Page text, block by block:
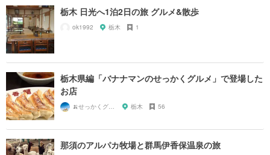
栃木 日光へ1泊2日の旅 グルメ&散歩
ok1992 栃木 1
栃木県編「バナナマンのせっかくグルメ」で登場した
お店
栃木 56
那須のアルパカ牧場と群馬伊香保温泉の旅